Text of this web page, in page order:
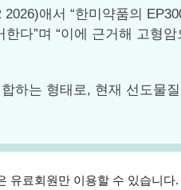
애서 “한미약품의
다”며 “이에 근거해 고형
하는 형태로, 현재 선도물
유료회원만 이용할 수 있습니다.